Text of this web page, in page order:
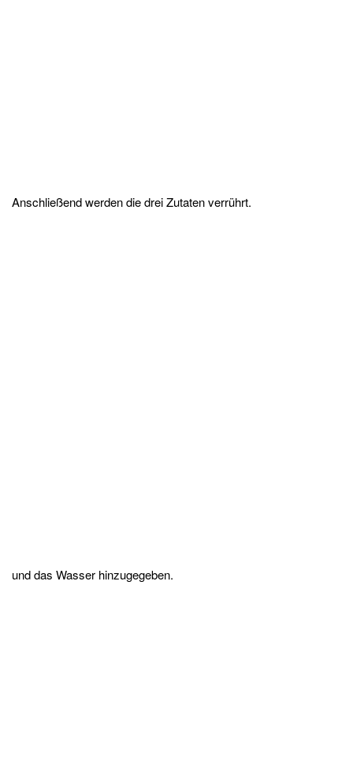
Anschließend werden die drei Zutaten verrührt.
und das Wasser hinzugegeben.